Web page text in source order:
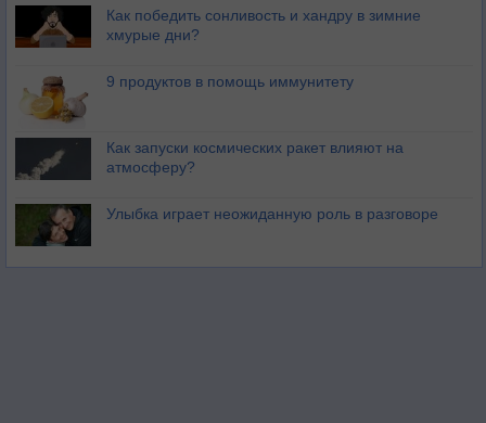
Как победить сонливость и хандру в зимние
хмурые дни?
9 продуктов в помощь иммунитету
Как запуски космических ракет влияют на
атмосферу?
Улыбка играет неожиданную роль в разговоре